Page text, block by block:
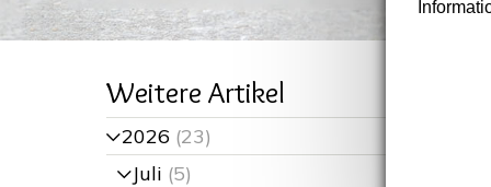
Weitere Artikel
>2026 (23)
>Juli (5)